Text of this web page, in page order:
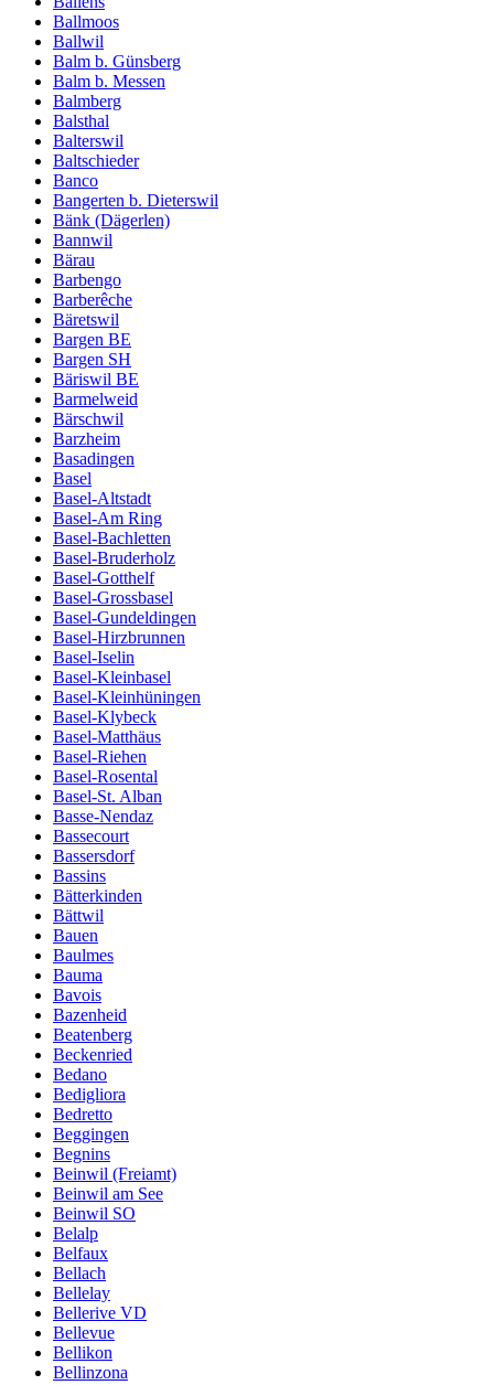
Ballmoos
Ballwil
Balm b. Günsberg
Balm b. Messen
Balmberg
Balsthal
Balterswil
Baltschieder
Banco
Bangerten b. Dieterswil
Bänk (Dägerlen)
Bannwil
Bärau
Barbengo
Barberêche
Bäretswil
Bargen BE
Bargen SH
Bäriswil BE
Barmelweid
Bärschwil
Barzheim
Basadingen
Basel
Basel-Altstadt
Basel-Am Ring
Basel-Bachletten
Basel-Bruderholz
Basel-Gotthelf
Basel-Grossbasel
Basel-Gundeldingen
Basel-Hirzbrunnen
Basel-Iselin
Basel-Kleinbasel
Basel-Kleinhüningen
Basel-Klybeck
Basel-Matthäus
Basel-Riehen
Basel-Rosental
Basel-St. Alban
Basse-Nendaz
Bassecourt
Bassersdorf
Bassins
Bätterkinden
Bättwil
Bauen
Baulmes
Bauma
Bavois
Bazenheid
Beatenberg
Beckenried
Bedano
Bedigliora
Bedretto
Beggingen
Begnins
Beinwil (Freiamt)
Beinwil am See
Beinwil SO
Belalp
Belfaux
Bellach
Bellelay
Bellerive VD
Bellevue
Bellikon
Bellinzona